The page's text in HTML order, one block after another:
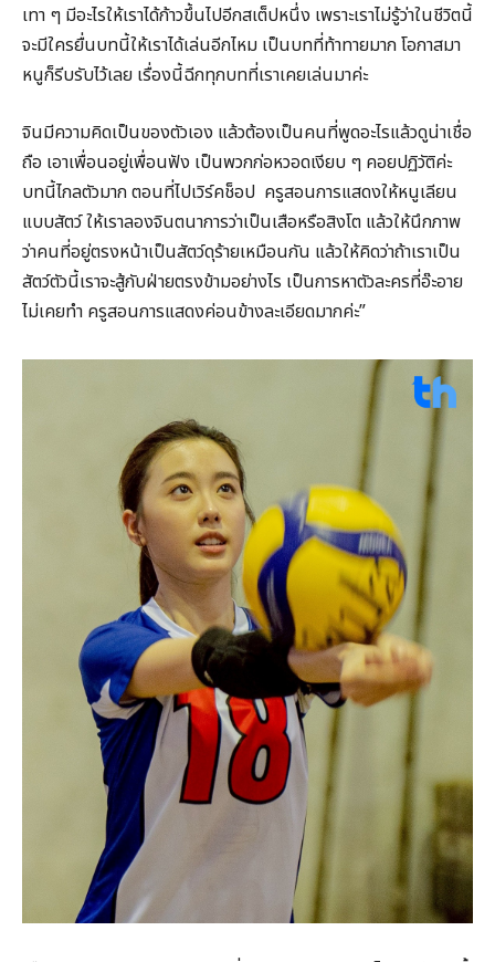
เทา ๆ มีอะไรให้เราได้ก้าวขึ้นไปอีกสเต็ปหนึ่ง เพราะเราไม่รู้ว่าในชีวิตนี้
จะมีใครยื่นบทนี้ให้เราได้เล่นอีกไหม เป็นบทที่ท้าทายมาก โอกาสมา
หนูก็รีบรับไว้เลย เรื่องนี้ฉีกทุกบทที่เราเคยเล่นมาค่ะ
จินมีความคิดเป็นของตัวเอง แล้วต้องเป็นคนที่พูดอะไรแล้วดูน่าเชื่อ
ถือ เอาเพื่อนอยู่เพื่อนฟัง เป็นพวกก่อหวอดเงียบ ๆ คอยปฏิวัติค่ะ
บทนี้ไกลตัวมาก ตอนที่ไปเวิร์คช็อป ครูสอนการแสดงให้หนูเลียน
แบบสัตว์ ให้เราลองจินตนาการว่าเป็นเสือหรือสิงโต แล้วให้นึกภาพ
ว่าคนที่อยู่ตรงหน้าเป็นสัตว์ดุร้ายเหมือนกัน แล้วให้คิดว่าถ้าเราเป็น
สัตว์ตัวนี้เราจะสู้กับฝ่ายตรงข้ามอย่างไร เป็นการหาตัวละครที่อ๊ะอาย
ไม่เคยทำ ครูสอนการแสดงค่อนข้างละเอียดมากค่ะ”